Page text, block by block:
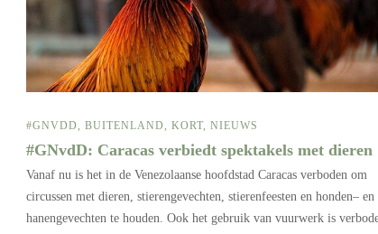
#GNVDD BUITENLAND KORT NIEUWS
#GNvdD: Caracas verbiedt spektakels met dieren
Vanaf nu is het in de Venezolaanse hoofdstad Caracas verboden om
circussen met dieren, stierengevechten, stierenfeesten en honden– en
hanengevechten te houden. Ook het gebruik van vuurwerk is